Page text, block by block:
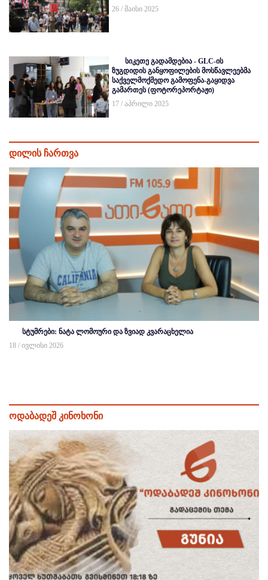
26 / მაისი 2025
სიკეთე გადამდებია - GLC-ის
ზუგდიდის განყოფილების მოსწავლეებმა
საქველმოქმედო გამოფენა-გაყიდვა
გამართეს (ფოტორეპორტაჟი)
17 / აპრილი 2025
დილის ჩართვა
სტუმრები: ნატა ლომოური და ზვიად კვარაცხელია
18 / ივლისი 2026
ოდაბადეშ კინოხონი